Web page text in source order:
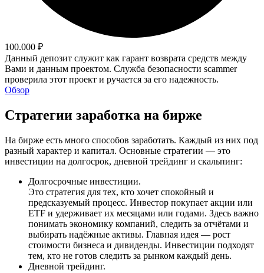
100.000 ₽
Данный депозит служит как гарант возврата средств между
Вами и данным проектом. Служба безопасности scammer
проверила этот проект и ручается за его надежность.
Обзор
Стратегии заработка на бирже
На бирже есть много способов заработать. Каждый из них под
разный характер и капитал. Основные стратегии — это
инвестиции на долгосрок, дневной трейдинг и скальпинг:
Долгосрочные инвестиции.
Это стратегия для тех, кто хочет спокойный и
предсказуемый процесс. Инвестор покупает акции или
ETF и удерживает их месяцами или годами. Здесь важно
понимать экономику компаний, следить за отчётами и
выбирать надёжные активы. Главная идея — рост
стоимости бизнеса и дивиденды. Инвестиции подходят
тем, кто не готов следить за рынком каждый день.
Дневной трейдинг.